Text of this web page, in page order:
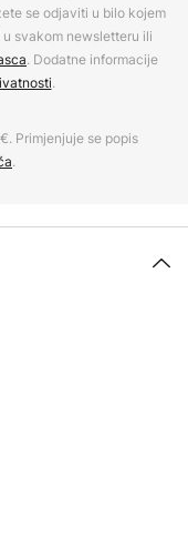
se odjaviti u bilo kojem
svakom newsletteru ili
. Dodatne informacije
.
Primjenjuje se popis
.